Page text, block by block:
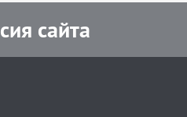
сайта